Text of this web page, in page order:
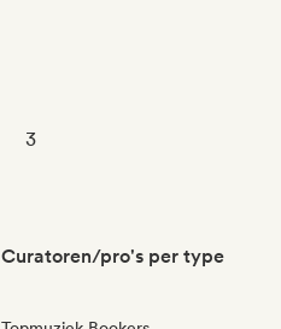
3
Curatoren/pro's per type